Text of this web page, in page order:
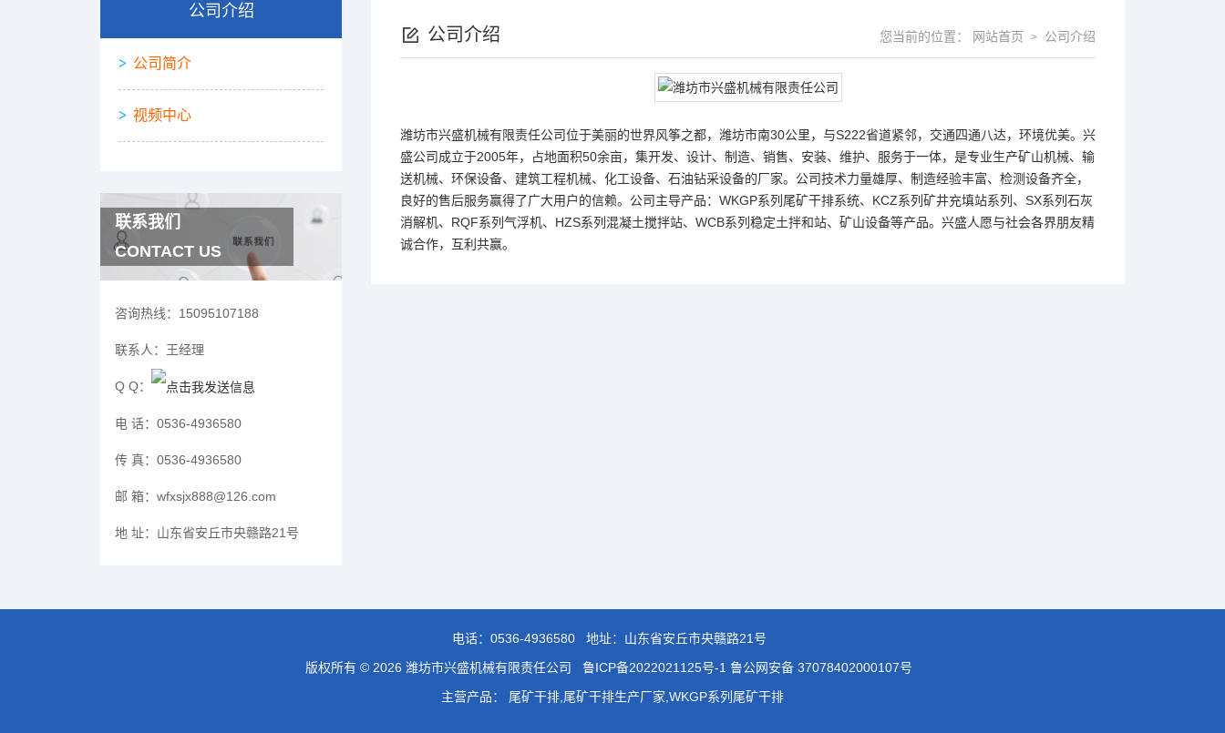
公司介绍
公司简介
视频中心
联系我们
CONTACT US
咨询热线： 15095107188
联系人： 王经理
Q Q：
电 话： 0536-4936580
传 真： 0536-4936580
邮 箱： wfxsjx888@126.com
地 址： 山东省安丘市央赣路21号
公司介绍 您当前的位置： 网站首页 > 公司介绍
潍坊市兴盛机械有限责任公司位于美丽的世界风筝之都，潍坊市南30公里，与S222省道紧邻，交通四通八达，环境优美。兴
盛公司成立于2005年，占地面积50余亩，集开发、设计、制造、销售、安装、维护、服务于一体，是专业生产矿山机械、输
送机械、环保设备、建筑工程机械、化工设备、石油钻采设备的厂家。公司技术力量雄厚、制造经验丰富、检测设备齐全，
良好的售后服务赢得了广大用户的信赖。公司主导产品：WKGP系列尾矿干排系统、KCZ系列矿井充填站系列、SX系列石灰
消解机、RQF系列气浮机、HZS系列混凝土搅拌站、WCB系列稳定土拌和站、矿山设备等产品。兴盛人愿与社会各界朋友精
诚合作，互利共赢。
电话： 0536-4936580
地址：山东省安丘市央赣路21号
版权所有 © 2026 潍坊市兴盛机械有限责任公司
鲁ICP备2022021125号-1 鲁公网安备 37078402000107号
主营产品： 尾矿干排,尾矿干排生产厂家,WKGP系列尾矿干排